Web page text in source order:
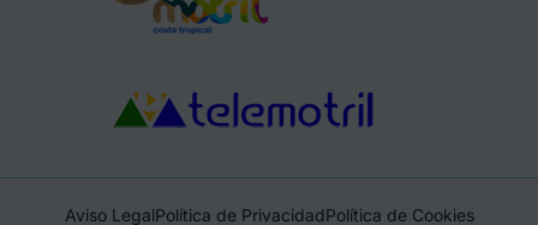
Aviso LegalPolítica de PrivacidadPolítica de Cookies